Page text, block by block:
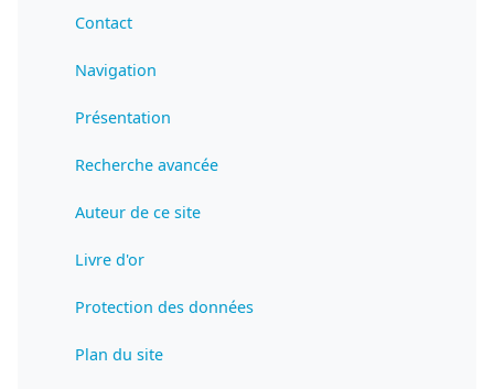
Contact
Navigation
Présentation
Recherche avancée
Auteur de ce site
Livre d'or
Protection des données
Plan du site